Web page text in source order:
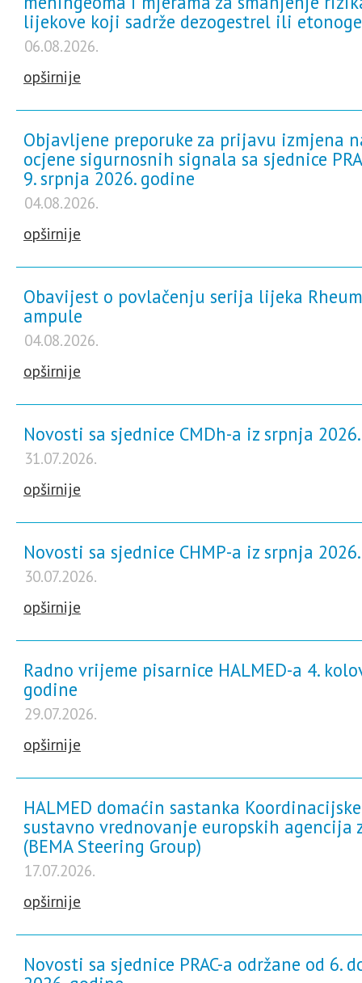
za samotestiranje
Sve informacije i novosti
lijekove koji sadrže dezogestrel ili
06.08.2026.
opširnije
Objavljene preporuke za prijavu izmjena
ocjene sigurnosnih signala sa sjednice
9. srpnja 2026. godine
04.08.2026.
opširnije
Obavijest o povlačenju serija lijeka
ampule
04.08.2026.
opširnije
Novosti sa sjednice CMDh-a iz srpnja
31.07.2026.
opširnije
Novosti sa sjednice CHMP-a iz srpnja
30.07.2026.
opširnije
Radno vrijeme pisarnice HALMED-a 4.
godine
29.07.2026.
opširnije
HALMED domaćin sastanka
sustavno vrednovanje europskih agencija
(BEMA Steering Group)
17.07.2026.
opširnije
Novosti sa sjednice PRAC-a održane od 6.